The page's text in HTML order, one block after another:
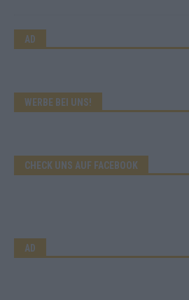
AD
WERBE BEI UNS!
CHECK UNS AUF FACEBOOK
AD